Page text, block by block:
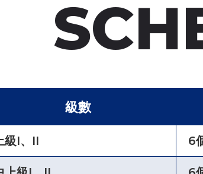
級數
級I、II 6